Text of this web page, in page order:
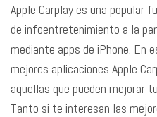
Apple Carplay es una popular
de infoentretenimiento a la
mediante apps de iPhone. En
mejores aplicaciones Apple
aquellas que pueden mejorar
Tanto si te interesan las